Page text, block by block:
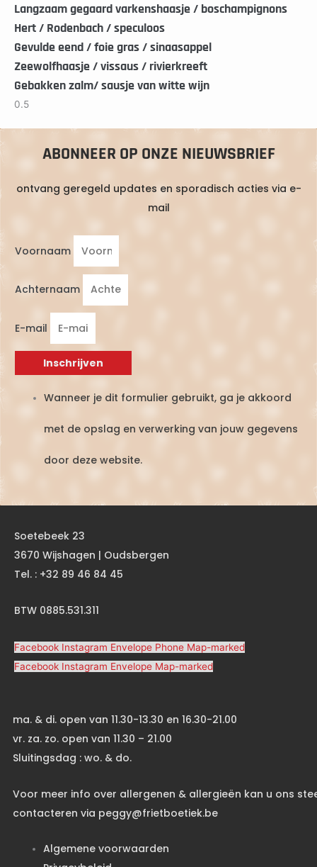
Langzaam gegaard varkenshaasje / boschampignons
Hert / Rodenbach / speculoos
Gevulde eend / foie gras / sinaasappel
Zeewolfhaasje / vissaus / rivierkreeft
Gebakken zalm/ sausje van witte wijn
ABONNEER OP ONZE NIEUWSBRIEF
ontvang geregeld updates en sporadisch acties via e-
mail
Voornaam
Achternaam
E-mail
Inschrijven
Wanneer je dit formulier gebruikt, ga je akkoord
met de opslag en verwerking van jouw gegevens
door deze website.
Soetebeek 23
3670 Wijshagen | Oudsbergen
Tel. : +32 89 46 84 45
BTW 0885.531.311
Facebook Instagram Envelope Phone Map-marked
Facebook Instagram Envelope Map-marked
ma. & di. open van 11.30-13.30 en 16.30-21.00
vr. za. zo. open van 11.30 – 21.00
Sluitingsdag : wo. & do.
Voor meer info over allergenen & allergieën kan u ons
contacteren via peggy@frietboetiek.be
Algemene voorwaarden